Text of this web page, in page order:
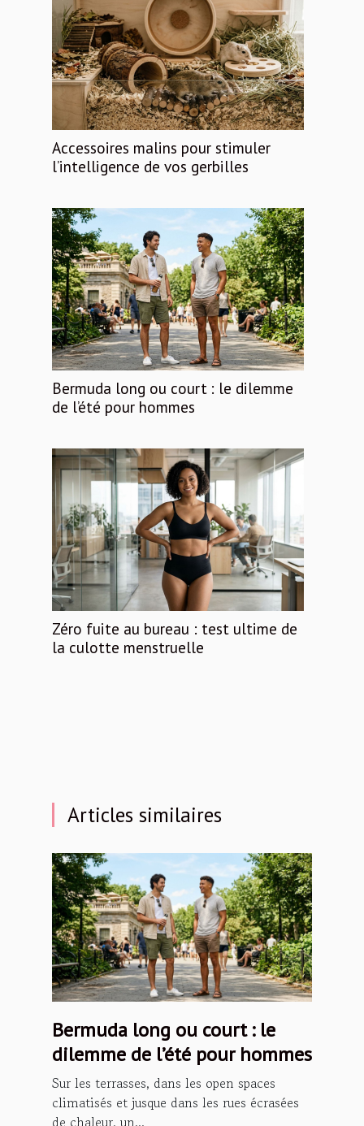
Accessoires malins pour stimuler
l’intelligence de vos gerbilles
Bermuda long ou court : le dilemme
de l’été pour hommes
Zéro fuite au bureau : test ultime de
la culotte menstruelle
Articles similaires
Bermuda long ou court : le
dilemme de l’été pour hommes
Sur les terrasses, dans les open spaces
climatisés et jusque dans les rues écrasées
de chaleur, un...